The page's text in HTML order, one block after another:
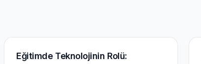
Eğitimde Teknolojinin Rolü: